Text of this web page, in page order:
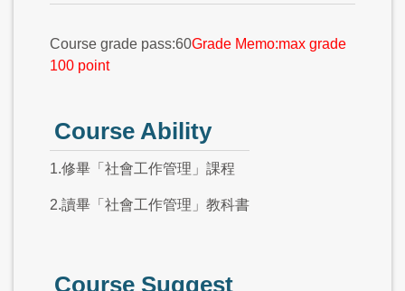
Course grade pass:60Grade Memo:max grade
100 point
Course Ability
1.修畢「社會工作管理」課程
2.讀畢「社會工作管理」教科書
Course Suggest